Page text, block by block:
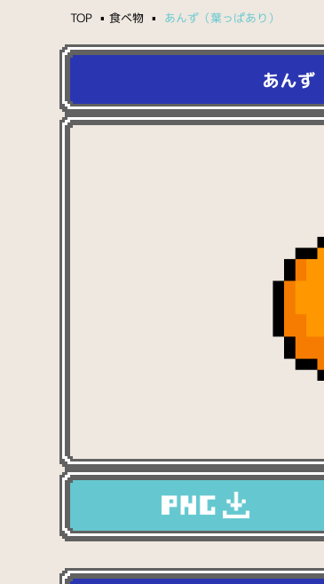
TOP 食べ物 あんず（葉っぱあり）
あんず